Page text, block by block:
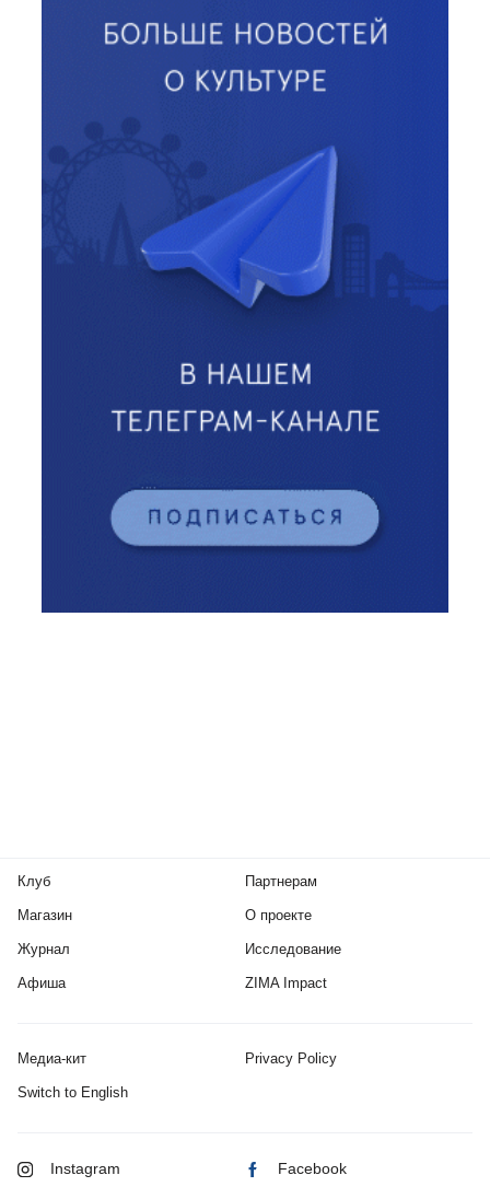
Клуб
Магазин
Журнал
Афиша
Партнерам
О проекте
Исследование
ZIMA Impact
Медиа-кит Privacy Policy
Switch to English
Instagram Facebook